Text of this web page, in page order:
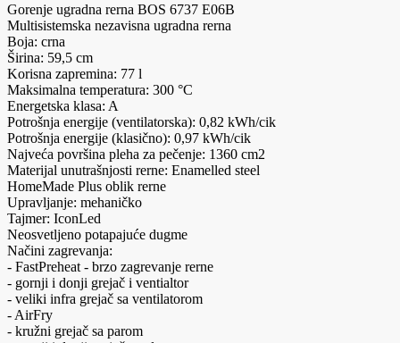
Gorenje ugradna rerna BOS 6737 E06B
Multisistemska nezavisna ugradna rerna
Boja: crna
Širina: 59,5 cm
Korisna zapremina: 77 l
Maksimalna temperatura: 300 °C
Energetska klasa: A
Potrošnja energije (ventilatorska): 0,82 kWh/cik
Potrošnja energije (klasično): 0,97 kWh/cik
Najveća površina pleha za pečenje: 1360 cm2
Materijal unutrašnjosti rerne: Enamelled steel
HomeMade Plus oblik rerne
Upravljanje: mehaničko
Tajmer: IconLed
Neosvetljeno potapajuće dugme
Načini zagrevanja:
- FastPreheat - brzo zagrevanje rerne
- gornji i donji grejač i ventialtor
- veliki infra grejač sa ventilatorom
- AirFry
- kružni grejač sa parom